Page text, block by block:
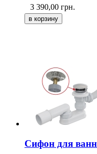
3 390,00 грн.
Сифон для